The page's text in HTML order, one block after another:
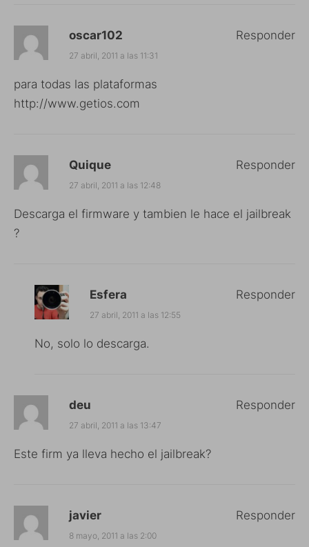
oscar102
27 abril, 2011 a las 11:31
para todas las plataformas
http://www.getios.com
Responder
Quique
27 abril, 2011 a las 12:48
Descarga el firmware y tambien le hace el jailbreak
?
Responder
Esfera
27 abril, 2011 a las 12:55
No, solo lo descarga.
Responder
deu
27 abril, 2011 a las 13:47
Este firm ya lleva hecho el jailbreak?
Responder
javier
8 mayo, 2011 a las 2:00
Responder